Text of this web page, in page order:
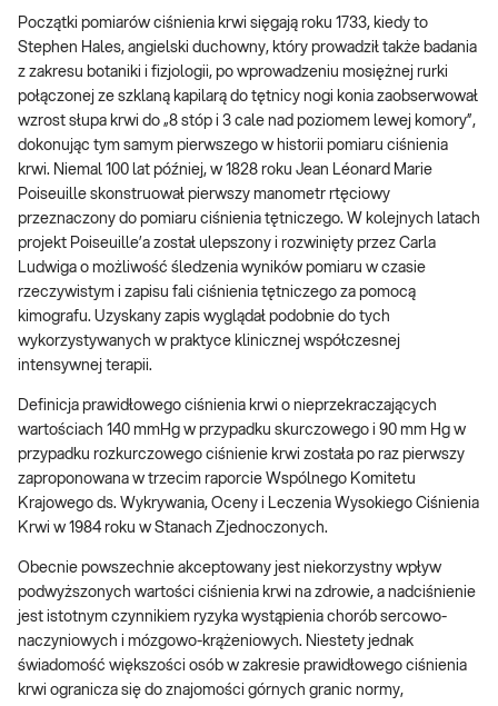
Początki pomiarów ciśnienia krwi sięgają roku 1733, kiedy to
Stephen Hales, angielski duchowny, który prowadził także badania
z zakresu botaniki i fizjologii, po wprowadzeniu mosiężnej rurki
połączonej ze szklaną kapilarą do tętnicy nogi konia zaobserwował
wzrost słupa krwi do „8 stóp i 3 cale nad poziomem lewej komory”,
dokonując tym samym pierwszego w historii pomiaru ciśnienia
krwi. Niemal 100 lat później, w 1828 roku Jean Léonard Marie
Poiseuille skonstruował pierwszy manometr rtęciowy
przeznaczony do pomiaru ciśnienia tętniczego. W kolejnych latach
projekt Poiseuille’a został ulepszony i rozwinięty przez Carla
Ludwiga o możliwość śledzenia wyników pomiaru w czasie
rzeczywistym i zapisu fali ciśnienia tętniczego za pomocą
kimografu. Uzyskany zapis wyglądał podobnie do tych
wykorzystywanych w praktyce klinicznej współczesnej
intensywnej terapii.
Definicja prawidłowego ciśnienia krwi o nieprzekraczających
wartościach 140 mmHg w przypadku skurczowego i 90 mm Hg w
przypadku rozkurczowego ciśnienie krwi została po raz pierwszy
zaproponowana w trzecim raporcie Wspólnego Komitetu
Krajowego ds. Wykrywania, Oceny i Leczenia Wysokiego Ciśnienia
Krwi w 1984 roku w Stanach Zjednoczonych.
Obecnie powszechnie akceptowany jest niekorzystny wpływ
podwyższonych wartości ciśnienia krwi na zdrowie, a nadciśnienie
jest istotnym czynnikiem ryzyka wystąpienia chorób sercowo-
naczyniowych i mózgowo-krążeniowych. Niestety jednak
świadomość większości osób w zakresie prawidłowego ciśnienia
krwi ogranicza się do znajomości górnych granic normy,